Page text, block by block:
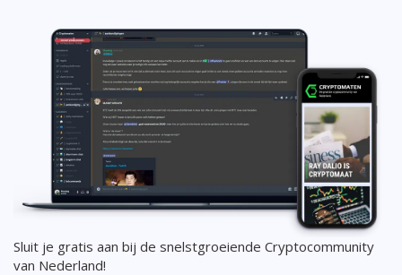
Sluit je gratis aan bij de snelstgroeiende Cryptocommunity
van Nederland!